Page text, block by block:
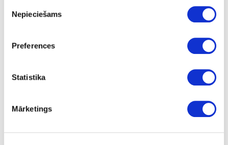
izvēle
Nepieciešams
Preferences
Statistika
Mārketings
35-14.09.129